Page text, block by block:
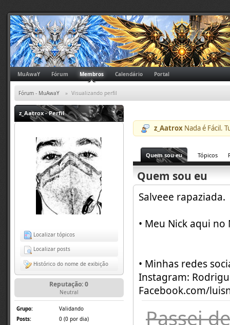
MuAwaY Fórum Membros Calendário Portal
Fórum - MuAwaY » Visualizando perfil
z_Aatrox- Perfil
Localizar tópicos
Localizar posts
Histórico do nome de exibição
Reputação: 0
Neutral
Grupo:
Validando
Posts:
0 (0 por dia)
z_Aatrox Nada é Fácil.
Quem sou eu Tópicos
Quem sou eu
Salveee rapaziada.
• Meu Nick aqui no
• Minhas redes
Instagram:
Facebook.com/
Passei